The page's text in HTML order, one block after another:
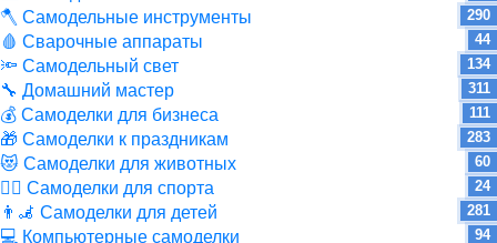
🪓 Самодельные инструменты 290
🩸 Сварочные аппараты 44
🔦 Самодельный свет 134
🔧 Домашний мастер 311
💰 Самоделки для бизнеса 111
🎁 Самоделки к праздникам 283
😻 Самоделки для животных 60
🏋️‍♀️ Самоделки для спорта 24
👨‍🦼 Самоделки для детей 281
💻 Компьютерные самоделки 94